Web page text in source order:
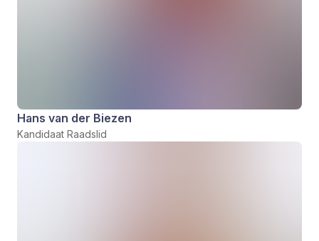
Hans van der Biezen
Kandidaat Raadslid